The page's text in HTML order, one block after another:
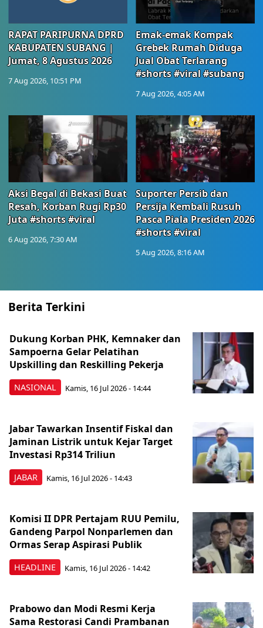
RAPAT PARIPURNA DPRD
KABUPATEN SUBANG |
Jumat, 8 Agustus 2026
7 Aug 2026, 10:51 PM
Emak-emak Kompak
Grebek Rumah Diduga
Jual Obat Terlarang
#shorts #viral #subang
7 Aug 2026, 4:05 AM
Aksi Begal di Bekasi Buat
Resah, Korban Rugi Rp30
Juta #shorts #viral
6 Aug 2026, 7:30 AM
Suporter Persib dan
Persija Kembali Rusuh
Pasca Piala Presiden 2026
#shorts #viral
5 Aug 2026, 8:16 AM
Berita Terkini
NASIONAL
Dukung Korban PHK, Kemnaker dan
Sampoerna Gelar Pelatihan
Upskilling dan Reskilling Pekerja
Kamis, 16 Jul 2026 - 14:44
JABAR
Jabar Tawarkan Insentif Fiskal dan
Jaminan Listrik untuk Kejar Target
Investasi Rp314 Triliun
Kamis, 16 Jul 2026 - 14:43
HEADLINE
Komisi II DPR Pertajam RUU Pemilu,
Gandeng Parpol Nonparlemen dan
Ormas Serap Aspirasi Publik
Kamis, 16 Jul 2026 - 14:42
Prabowo dan Modi Resmi Kerja
Sama Restorasi Candi Prambanan